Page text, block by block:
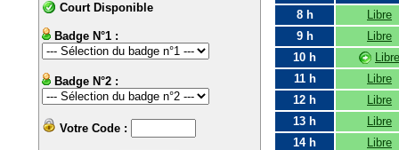
Court Disponible
Badge N°1 :
Badge N°2 :
Votre Code :
8 h
Libre
9 h
Libre
10 h
Libre
11 h
Libre
12 h
Libre
13 h
Libre
14 h
Libre